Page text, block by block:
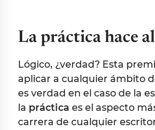
La práctica hace
Lógico, ¿verdad? Esta
aplicar a cualquier ámbito
es verdad en el caso de la
la práctica es el aspecto
carrera de cualquier